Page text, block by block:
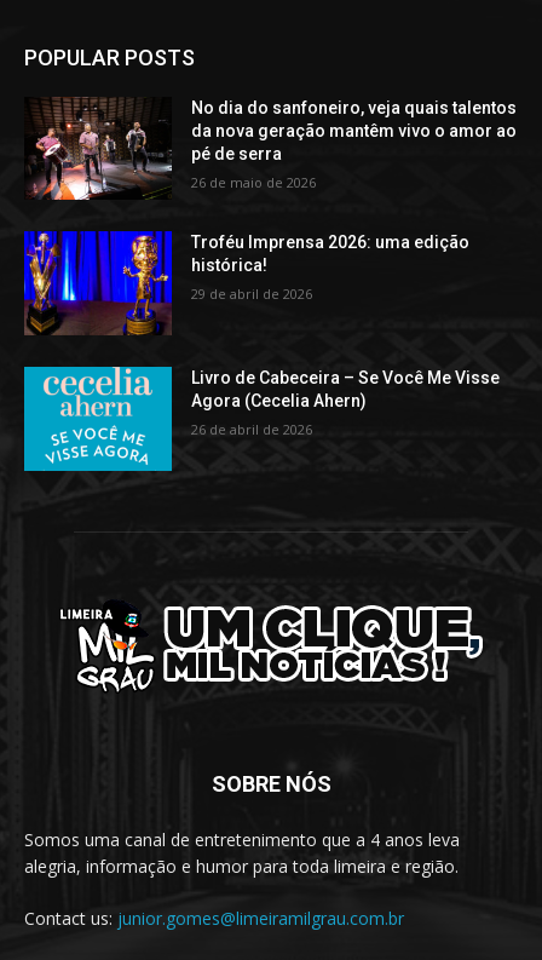
POPULAR POSTS
No dia do sanfoneiro, veja quais talentos
da nova geração mantêm vivo o amor ao
pé de serra
26 de maio de 2026
Troféu Imprensa 2026: uma edição
histórica!
29 de abril de 2026
Livro de Cabeceira – Se Você Me Visse
Agora (Cecelia Ahern)
26 de abril de 2026
SOBRE NÓS
Somos uma canal de entretenimento que a 4 anos leva
alegria, informação e humor para toda limeira e região.
Contact us: junior.gomes@limeiramilgrau.com.br